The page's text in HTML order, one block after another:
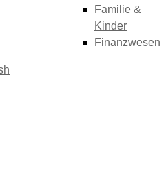
Familie &
Kinder
Finanzwesen